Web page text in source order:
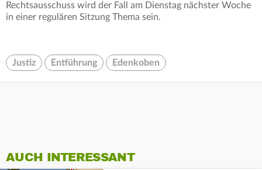
Rechtsausschuss wird der Fall am Dienstag nächster Woche
in einer regulären Sitzung Thema sein.
Justiz Entführung Edenkoben
AUCH INTERESSANT